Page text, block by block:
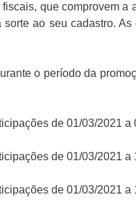
que comprovem a
ao seu cadastro.
o período da
de 01/03/2021 a
de 01/03/2021 a
de 01/03/2021 a